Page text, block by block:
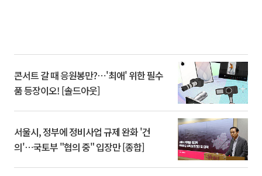
콘서트 갈 때 응원봉만?⋯'최애' 위한 필수
품 등장이오! [솔드아웃]
서울시, 정부에 정비사업 규제 완화 '건
의'⋯국토부 "협의 중" 입장만 [종합]